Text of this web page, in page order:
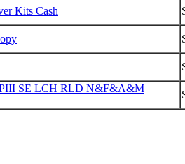
Kits Cash
SE LCH RLD N&F&A&M